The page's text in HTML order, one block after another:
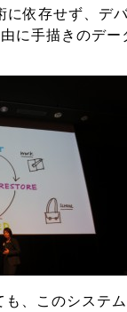
に依存せず、デ
に手描きのデー
も、このシステ